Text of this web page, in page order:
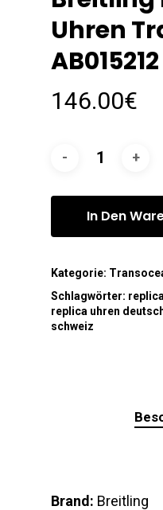
Uhren
146.00€
In Den
Kategorie:
Schlagwörter:
replica uhren
schweiz
Brand: Breitling